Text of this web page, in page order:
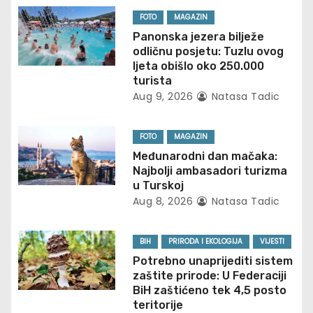
a
v
i
t
i
n
FOTO MAGAZIN
Panonska jezera bilježe
odličnu posjetu: Tuzlu ovog
ljeta obišlo oko 250.000
turista
Aug 9, 2026 Natasa Tadic
FOTO MAGAZIN
Međunarodni dan mačaka:
Najbolji ambasadori turizma
u Turskoj
Aug 8, 2026 Natasa Tadic
BIH PRIRODA I EKOLOGIJA VIJESTI
Potrebno unaprijediti sistem
zaštite prirode: U Federaciji
BiH zaštićeno tek 4,5 posto
teritorije